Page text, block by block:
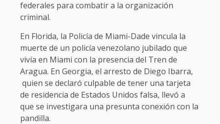
federales para combatir a la organización
criminal.
En Florida, la Policía de Miami-Dade vincula la
muerte de un policía venezolano jubilado que
vivía en Miami con la presencia del Tren de
Aragua. En Georgia, el arresto de Diego Ibarra,
quien se declaró culpable de tener una tarjeta
de residencia de Estados Unidos falsa, llevó a
que se investigara una presunta conexión con la
pandilla.